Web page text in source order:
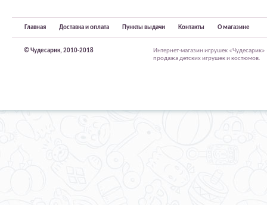
Главная Доставка и оплата Пункты выдачи Контакты О магазине
© Чудесарик, 2010-2018
Интернет-магазин игрушек
продажа детских игрушек и костюмов.